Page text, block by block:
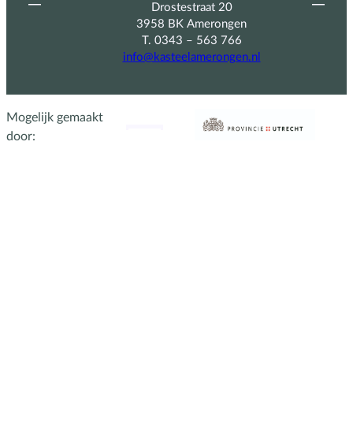
Drostestraat 20
3958 BK Amerongen
T. 0343 – 563 766
info@kasteelamerongen.nl
Mogelijk gemaakt
door: